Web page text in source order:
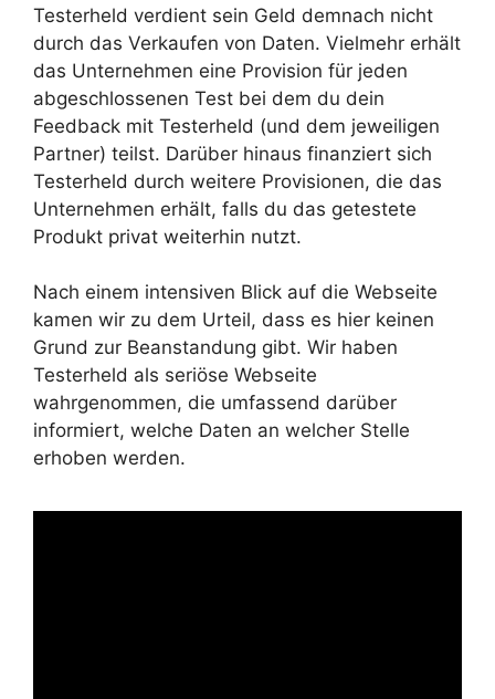
Testerheld verdient sein Geld demnach nicht
durch das Verkaufen von Daten. Vielmehr erhält
das Unternehmen eine Provision für jeden
abgeschlossenen Test bei dem du dein
Feedback mit Testerheld (und dem jeweiligen
Partner) teilst. Darüber hinaus finanziert sich
Testerheld durch weitere Provisionen, die das
Unternehmen erhält, falls du das getestete
Produkt privat weiterhin nutzt.
Nach einem intensiven Blick auf die Webseite
kamen wir zu dem Urteil, dass es hier keinen
Grund zur Beanstandung gibt. Wir haben
Testerheld als seriöse Webseite
wahrgenommen, die umfassend darüber
informiert, welche Daten an welcher Stelle
erhoben werden.